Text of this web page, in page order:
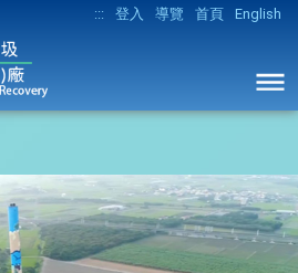
::: 登入 導覽 首頁 English